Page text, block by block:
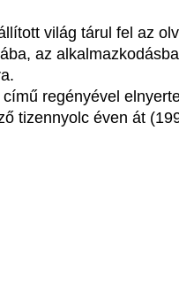
világ tárul fel az
az
regényével
tizennyolc éven át